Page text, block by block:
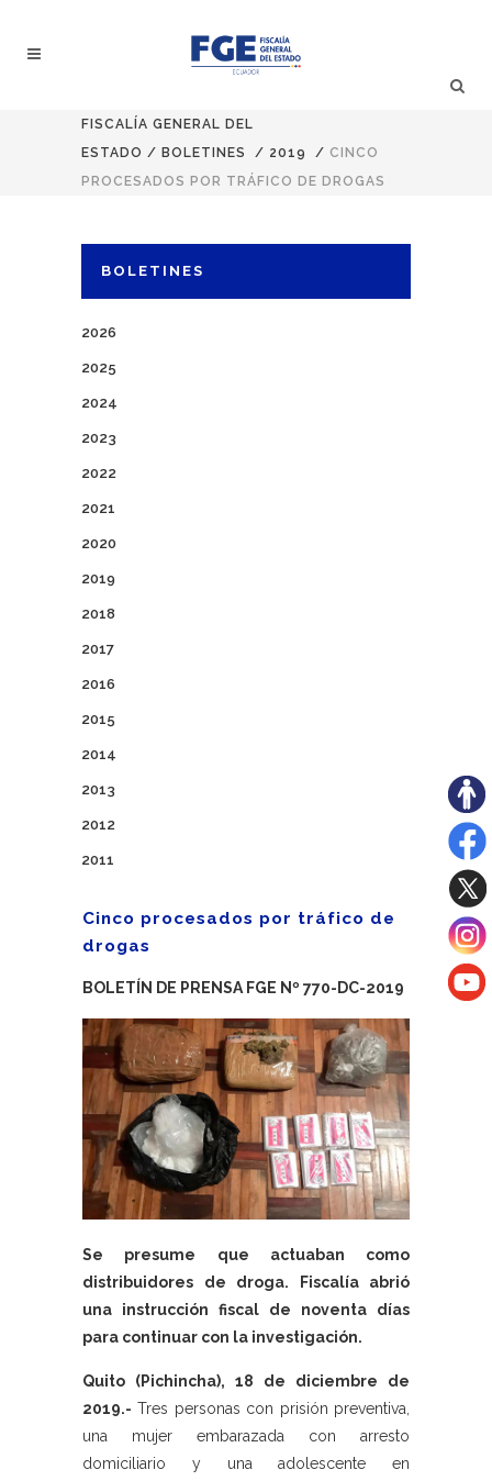
FISCALÍA GENERAL DEL
ESTADO / BOLETINES / 2019 / CINCO
PROCESADOS POR TRÁFICO DE DROGAS
BOLETINES
2026
2025
2024
2023
2022
2021
2020
2019
2018
2017
2016
2015
2014
2013
2012
2011
Cinco procesados por tráfico de
drogas
BOLETÍN DE PRENSA FGE Nº 770-DC-2019
Se presume que actuaban como
distribuidores de droga. Fiscalía abrió
una instrucción fiscal de noventa días
para continuar con la investigación.
Quito (Pichincha), 18 de diciembre de
2019.- Tres personas con prisión preventiva,
una mujer embarazada con arresto
domiciliario y una adolescente en